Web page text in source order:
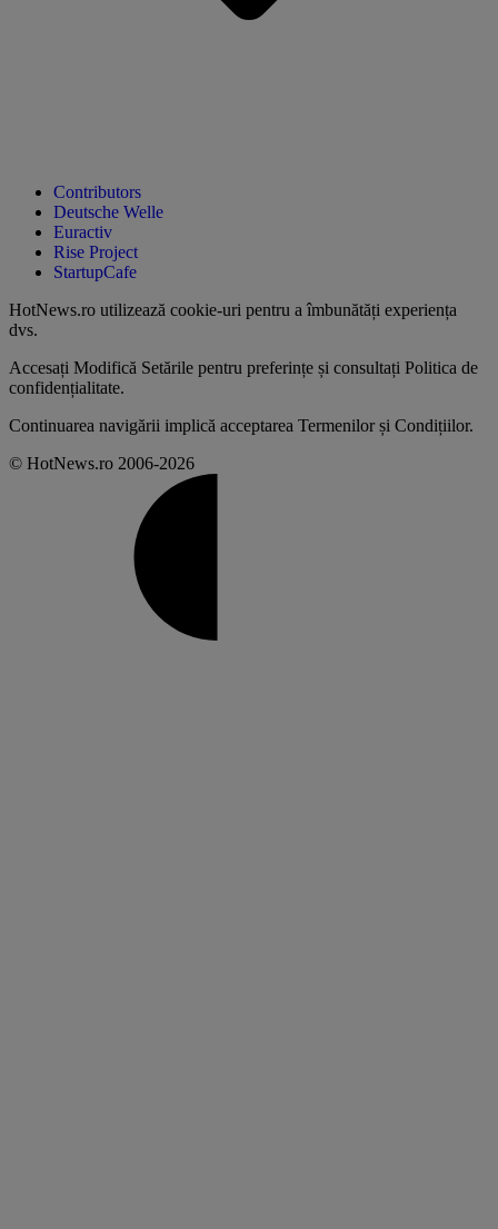
Contributors
Deutsche Welle
Euractiv
Rise Project
StartupCafe
HotNews.ro utilizează cookie-uri pentru a îmbunătăți experiența
dvs.
Accesați Modifică Setările pentru preferințe și consultați Politica de
confidențialitate.
Continuarea navigării implică acceptarea Termenilor și Condițiilor.
© HotNews.ro 2006-2026